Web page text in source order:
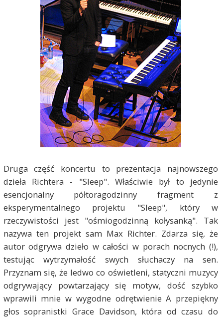
Druga część koncertu to prezentacja najnowszego
dzieła Richtera - "Sleep". Właściwie był to jedynie
esencjonalny półtoragodzinny fragment z
eksperymentalnego projektu "Sleep", który w
rzeczywistości jest "ośmiogodzinną kołysanką". Tak
nazywa ten projekt sam Max Richter. Zdarza się, że
autor odgrywa dzieło w całości w porach nocnych (!),
testując wytrzymałość swych słuchaczy na sen.
Przyznam się, że ledwo co oświetleni, statyczni muzycy
odgrywający powtarzający się motyw, dość szybko
wprawili mnie w wygodne odrętwienie A przepiękny
głos sopranistki Grace Davidson, która od czasu do